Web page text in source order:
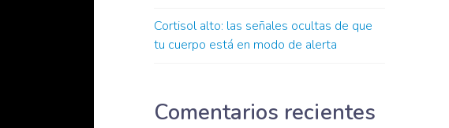
Cortisol alto: las señales ocultas de que
tu cuerpo está en modo de alerta
Comentarios recientes